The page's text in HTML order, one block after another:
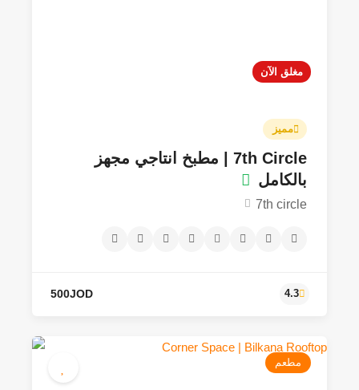
مغلق الآن
مميز
7th Circle | مطبخ انتاجي مجهز
بالكامل
7th circle
مطعم